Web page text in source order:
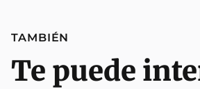
TAMBIÉN
Te puede